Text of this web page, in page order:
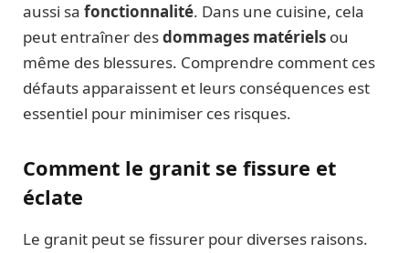
aussi sa fonctionnalité. Dans une cuisine, cela
peut entraîner desdommages matériels ou
même des blessures. Comprendre comment ces
défauts apparaissent et leurs conséquences est
essentiel pour minimiser ces risques.
Comment le granit se fissure et
éclate
Le granit peut se fissurer pour diverses raisons.